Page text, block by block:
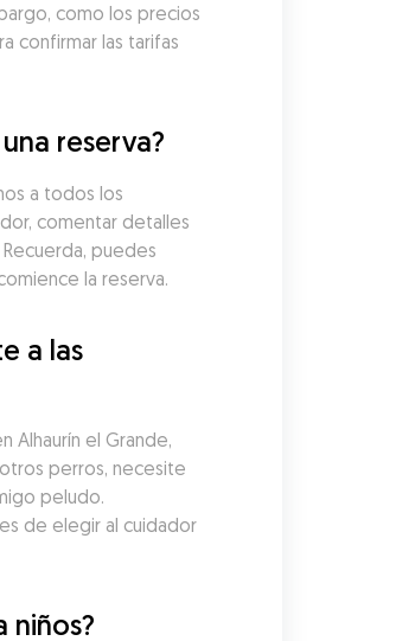
como los precios
confirmar las tarifas
reserva?
a todos los
comentar detalles
puedes
la reserva.
a las
Alhaurín el Grande,
perros, necesite
peludo.
de elegir al cuidador
niños?